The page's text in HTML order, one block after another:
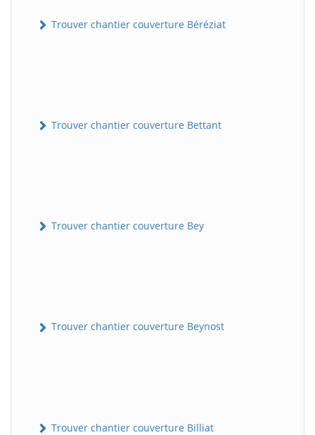
Trouver chantier couverture Béréziat
Trouver chantier couverture Bettant
Trouver chantier couverture Bey
Trouver chantier couverture Beynost
Trouver chantier couverture Billiat